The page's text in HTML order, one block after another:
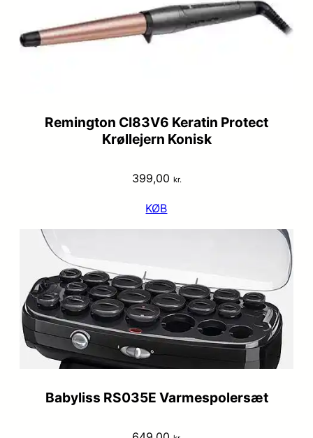
Remington CI83V6 Keratin Protect
Krøllejern Konisk
399,00 kr.
KØB
Babyliss RS035E Varmespolersæt